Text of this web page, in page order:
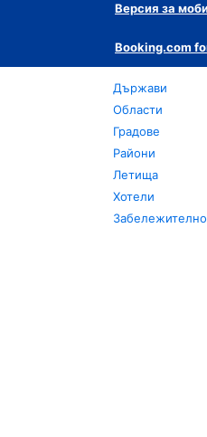
Версия за
Booking.com
Държави
Области
Градове
Райони
Летища
Хотели